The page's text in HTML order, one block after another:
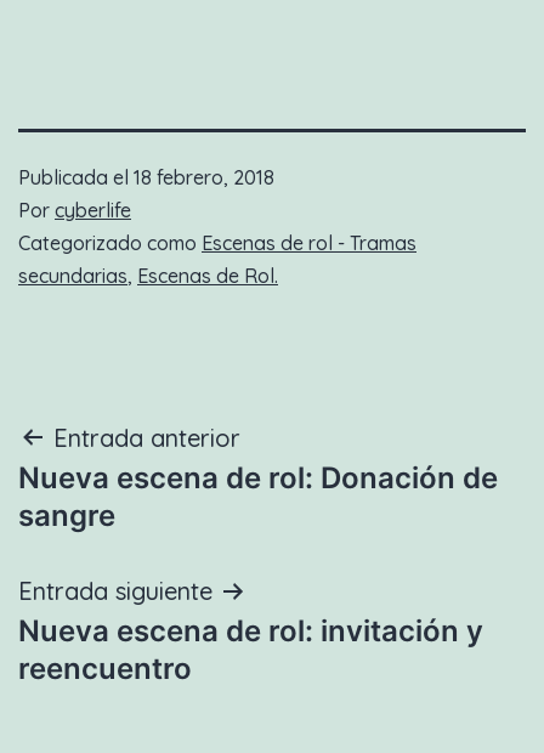
Publicada el 18 febrero, 2018
Por cyberlife
Categorizado como Escenas de rol - Tramas
secundarias, Escenas de Rol.
Navegación
de
Entrada anterior
Nueva escena de rol: Donación de
sangre
Entrada siguiente
Nueva escena de rol: invitación y
reencuentro